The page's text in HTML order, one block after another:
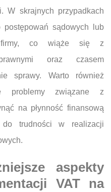
W skrajnych przypadkach
postępowań sądowych lub
firmy, co wiąże się z
oraz czasem
sprawy. Warto również
problemy związane z
na płynność finansową
trudności w realizacji
aspekty
VAT na